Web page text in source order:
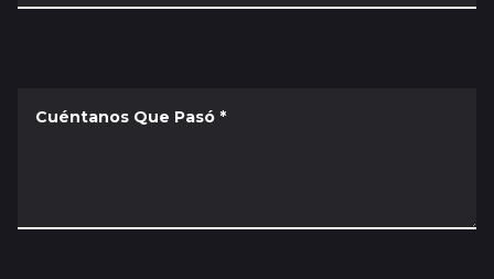
Cuéntanos Que Pasó *